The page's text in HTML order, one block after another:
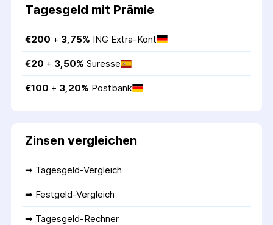
Tagesgeld mit Prämie
€200 + 3,75% ING Extra-Kont
€20 + 3,50% Suresse
€100 + 3,20% Postbank
Zinsen vergleichen
➡ Tagesgeld-Vergleich
➡ Festgeld-Vergleich
➡ Tagesgeld-Rechner